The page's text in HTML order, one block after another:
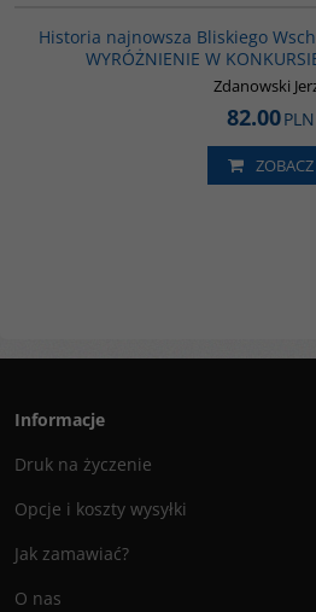
Historia najnowsza Bliskiego
WYRÓŻNIENIE W
Zdanowski
82.00PLN
ZOBACZ
Informacje
Druk na życzenie
Opcje i koszty wysyłki
Jak zamawiać?
O nas